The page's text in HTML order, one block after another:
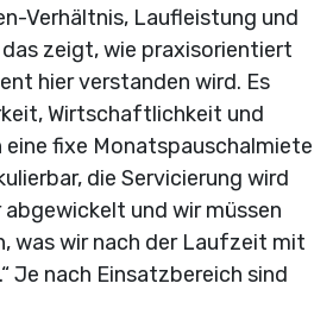
Verhältnis, Laufleistung und
zeigt, wie praxisorientiert
hier verstanden wird. Es
Wirtschaftlichkeit und
eine fixe Monatspauschalmiete
die Servicierung wird
und wir müssen
was wir nach der Laufzeit mit
Je nach Einsatzbereich sind